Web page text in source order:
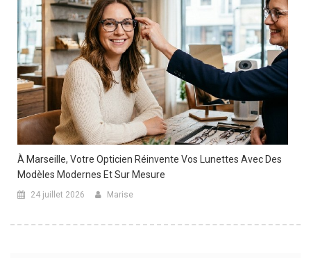
À Marseille, Votre Opticien Réinvente Vos Lunettes Avec Des
Modèles Modernes Et Sur Mesure
24 juillet 2026 Marise